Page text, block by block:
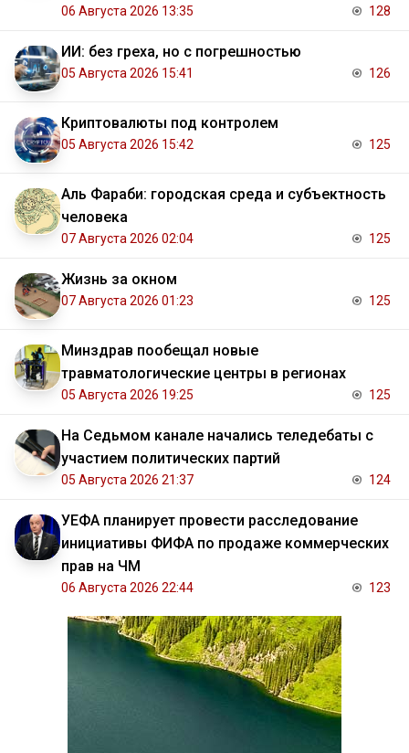
06 Августа 2026 13:35 128
ИИ: без греха, но с погрешностью
05 Августа 2026 15:41 126
Криптовалюты под контролем
05 Августа 2026 15:42 125
Аль Фараби: городская среда и субъектность
человека
07 Августа 2026 02:04 125
Жизнь за окном
07 Августа 2026 01:23 125
Минздрав пообещал новые
травматологические центры в регионах
05 Августа 2026 19:25 125
На Седьмом канале начались теледебаты с
участием политических партий
05 Августа 2026 21:37 124
УЕФА планирует провести расследование
инициативы ФИФА по продаже коммерческих
прав на ЧМ
06 Августа 2026 22:44 123